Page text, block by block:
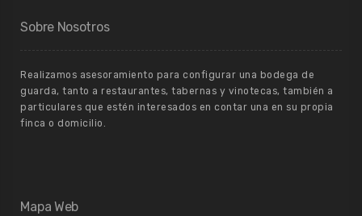
Sobre Nosotros
Realizamos asesoramiento para configurar una bodega de
guarda, tanto a restaurantes, tabernas y vinotecas, también a
particulares que estén interesados en contar una en su propia
finca o domicilio.
Mapa Web